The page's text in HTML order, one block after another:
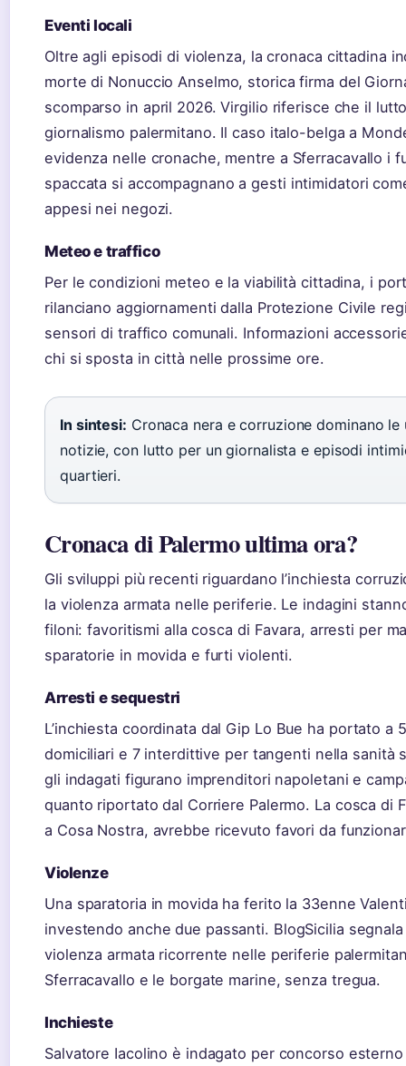
Eventi locali
Oltre agli episodi di violenza, la cronaca cittadina
morte di Nonuccio Anselmo, storica firma del
scomparso in april 2026. Virgilio riferisce che il
giornalismo palermitano. Il caso italo-belga a
evidenza nelle cronache, mentre a Sferracavallo i
spaccata si accompagnano a gesti intimidatori
appesi nei negozi.
Meteo e traffico
Per le condizioni meteo e la viabilità cittadina, i
rilanciano aggiornamenti dalla Protezione Civile
sensori di traffico comunali. Informazioni
chi si sposta in città nelle prossime ore.
In sintesi: Cronaca nera e corruzione dominano le
notizie, con lutto per un giornalista e episodi
quartieri.
Cronaca di Palermo ultima ora?
Gli sviluppi più recenti riguardano l’inchiesta
la violenza armata nelle periferie. Le indagini
filoni: favoritismi alla cosca di Favara, arresti per
sparatorie in movida e furti violenti.
Arresti e sequestri
L’inchiesta coordinata dal Gip Lo Bue ha portato a
domiciliari e 7 interdittive per tangenti nella sanità
gli indagati figurano imprenditori napoletani e
quanto riportato dal Corriere Palermo. La cosca di
a Cosa Nostra, avrebbe ricevuto favori da
Violenze
Una sparatoria in movida ha ferito la 33enne
investendo anche due passanti. BlogSicilia
violenza armata ricorrente nelle periferie
Sferracavallo e le borgate marine, senza tregua.
Inchieste
Salvatore Iacolino è indagato per concorso